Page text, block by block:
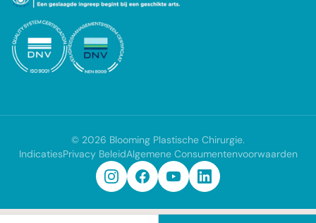
© 2026 Blooming Plastische Chirurgie.
IndicatiesPrivacy BeleidAlgemene Consumentenvoorwaarden